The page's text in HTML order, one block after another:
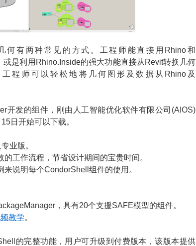
何有两种常见的方式。工程师能直接用Rhino和
是利用Rhino.Inside的强大功能直接从Revit转换几何
工程师可以轻松地将几何图形及数据从Rhino及
开发的组件，刚由人工智能优化软件有限公司(AIOS)
日开始可以下载。
业版。
工作流程，节省设计期间的宝贵时间。
来说明每个CondorShell组件的使用。
，具有20个支援SAFE模型的组件。
教学。
的完整功能，用户可升级到付费版本，该版本提供